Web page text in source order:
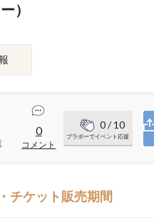
）
0
コメント
0/ 10
ブラボーでイベント応援
チケット販売期間